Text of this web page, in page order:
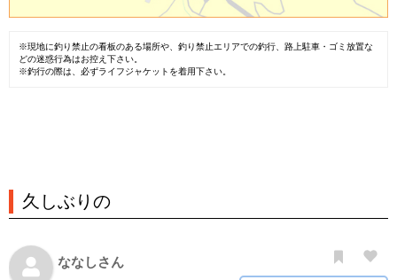
※現地に釣り禁止の看板のある場所や、釣り禁止エリアでの釣行、路上駐車・ゴミ放置な
どの迷惑行為はお控え下さい。
※釣行の際は、必ずライフジャケットを着用下さい。
久しぶりの
ななしさん